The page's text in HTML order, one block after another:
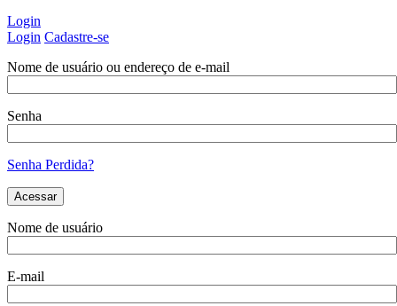
Login
Login Cadastre-se
Nome de usuário ou endereço de e-mail
Senha
Senha Perdida?
Nome de usuário
E-mail